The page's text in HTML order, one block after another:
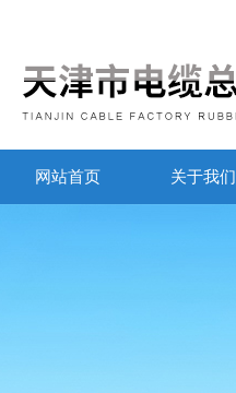
网站首页 关于我们